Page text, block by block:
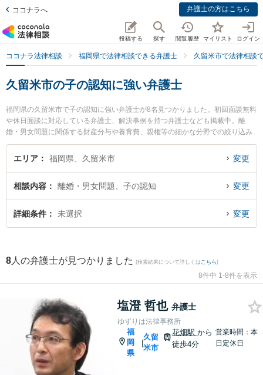
ココナラへ 弁護士の方はこちら
投稿する 探す 閲覧履歴 マイリスト ログイン
ココナラ法律相談 福岡県で法律相談できる弁護士 久留米市で法律相談
久留米市の子の認知に強い弁護士
福岡県の久留米市で子の認知に強い弁護士が8名見つかりました。初回面談無料
や休日面談に対応している弁護士、解決事例を持つ弁護士なども掲載中。離
婚・男女問題に関係する財産分与や養育費、親権等の細かな分野での絞り込み
検索もでき便利です。特にゆずりは法律事務所の塩澄 哲也弁護士やベリーベス
ト法律事務所 久留米オフィスの坂口 洋文弁護士、三宅・小林総合法律事務所の
に相談したい』『子の認知のトラブル解決の実績豊富な近くの弁護士を検索し
たい』『初回相談無料で子の認知を法律相談できる久留米市内の弁護士に相談
予約したい』などでお困りの相談者さんにおすすめです。
エリア 福岡県、久留米市 変更
相談内容 離婚・男女問題、子の認知 変更
詳細条件 未選択 変更
8 人の弁護士が見つかりました (検索結果について詳しくは こちら)
8件中 1-8件を表示
塩澄 哲也 弁護士
ゆずりは法律事務所
福
岡
県
|
久留
米市
花畑駅 から
徒歩4分
営業時間：本
日定休日